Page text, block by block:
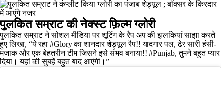
पुलकित सम्राट की नेक्स्ट फ़िल्म ग्लोरी
पुलकित सम्राट ने सोशल मीडिया पर शूटिंग के रैप अप की झलकियां साझा करते
हुए लिखा, “ये रहा #Glory का शानदार शेड्यूल रैप!! यादगार पल, ढेर सारी हंसी-
मजाक और एक बेहतरीन टीम जिसने इसे संभव बनाया!! #Punjab, तुमने बहुत प्यार
दिया। यहां की सुबहें बहुत याद आएंगी।”